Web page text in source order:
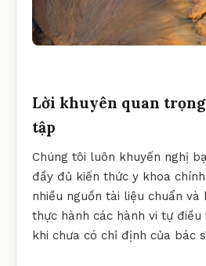
Lời khuyên quan
tập
Chúng tôi luôn khuyến nghị
đầy đủ kiến thức y khoa
nhiều nguồn tài liệu chuẩn
thực hành các hành vi tự
khi chưa có chỉ định của bác